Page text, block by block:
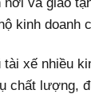
kinh doanh
xế nhiều
chất lượng,